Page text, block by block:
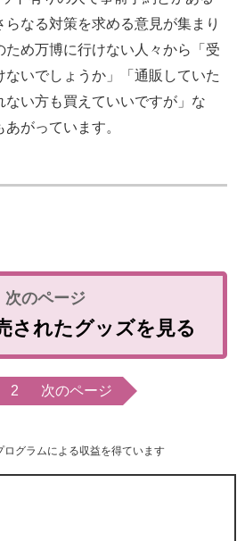
らなる対策を求める意見が集まり
ため万博に行けない人々から「受
いでしょうか」「通販していた
ない方も買えていいですが」な
がっています。
されたグッズを見る
2 次のページ
グラムによる収益を得ています